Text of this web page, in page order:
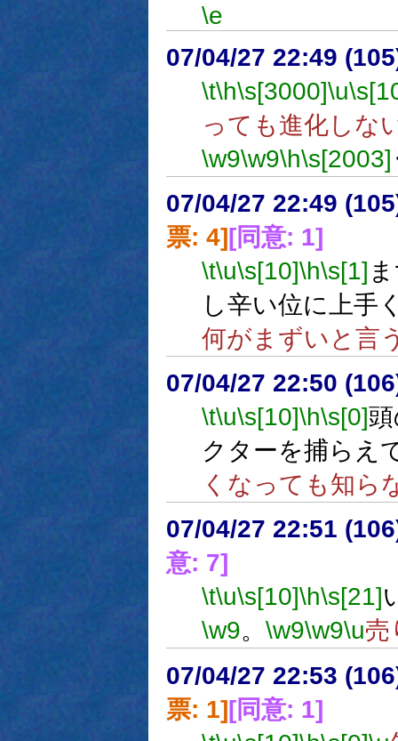
\e
07/04/27 22:49
\t\h\s[3000]\u
っても進化しな
\w9\w9\h\s[2003]
07/04/27 22:49
票: 4][同意: 1]
\t\u\s[10]\h\s[1]
し辛い位に上手
何がまずいと言
07/04/27 22:50
\t\u\s[10]\h\s[0]
クターを捕らえ
くなっても知ら
07/04/27 22:51
意: 7]
\t\u\s[10]\h\s[21]
\w9。 \w9\w9\u売
07/04/27 22:53
票: 1][同意: 1]